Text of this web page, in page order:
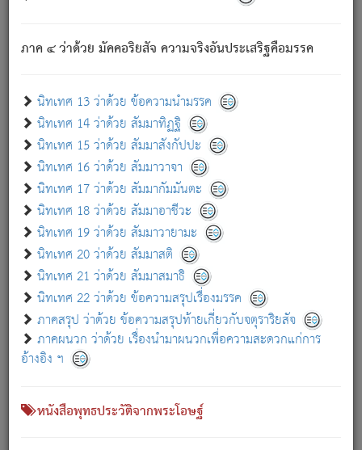
ภาค ๔ ว่าด้วย มัคคอริยสัจ ความจริงอันประเสริฐคือมรรค
นิทเทศ 13 ว่าด้วย ข้อความนำมรรค
นิทเทศ 14 ว่าด้วย สัมมาทิฏฐิ
นิทเทศ 15 ว่าด้วย สัมมาสังกัปปะ
นิทเทศ 16 ว่าด้วย สัมมาวาจา
นิทเทศ 17 ว่าด้วย สัมมากัมมันตะ
นิทเทศ 18 ว่าด้วย สัมมาอาชีวะ
นิทเทศ 19 ว่าด้วย สัมมาวายามะ
นิทเทศ 20 ว่าด้วย สัมมาสติ
นิทเทศ 21 ว่าด้วย สัมมาสมาธิ
นิทเทศ 22 ว่าด้วย ข้อความสรุปเรื่องมรรค
ภาคสรุป ว่าด้วย ข้อความสรุปท้ายเกี่ยวกับจตุราริยสัจ
ภาคผนวก ว่าด้วย เรื่องนำมาผนวกเพื่อความสะดวกแก่การ
อ้างอิง ฯ
หนังสือพุทธประวัติจากพระโอษฐ์
เกี่ยวกับธรรมโฆษณ์ออนไลน์ (Disclaimer)
แม้ระบบ "ธรรมโฆษณ์ออนไลน์" พยายามปรับปรุงข้อมูลให้ถูกต้องมากที่สุด
ผู้ศึกษาก็พึงตรวจสอบกับตัวเล่มหนังสือต้นฉบับ ที่มีการพิมพ์ครั้งล่าสุด
ก่อนนำข้อมูลไปใช้ในการอ้างอิง"
เกี่ยวกับอัตถจารี|เกี่ยวกับการพัฒนา|แจ้งข้อผิดพลาด / แนะนำ
หนังสือที่เกี่ยวข้อง